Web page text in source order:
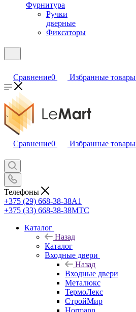
Фурнитура
Ручки
дверные
Фиксаторы
Сравнение0 Избранные товары
Сравнение0 Избранные товары
Телефоны
+375 (29) 668-38-38A1
+375 (33) 668-38-38МТС
Каталог
Назад
Каталог
Входные двери
Назад
Входные двери
Металюкс
ТермоЛекс
СтройМир
Hormann